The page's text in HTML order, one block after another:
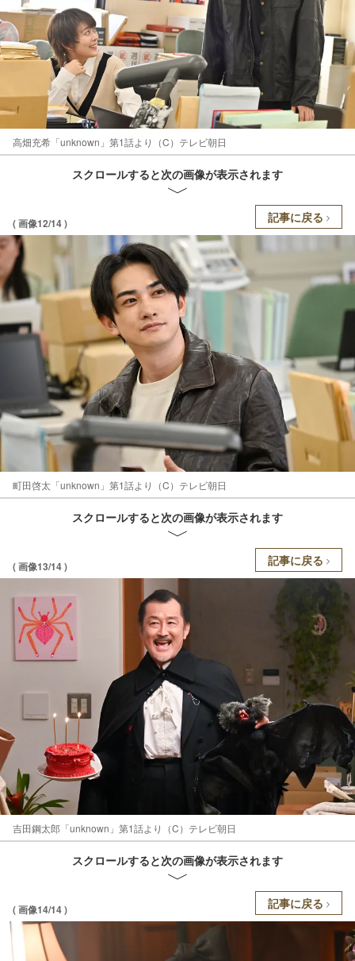
高畑充希「unknown」第1話より（C）テレビ朝日
スクロールすると次の画像が表示されます
( 画像12/14 ) 記事に戻る
町田啓太「unknown」第1話より（C）テレビ朝日
スクロールすると次の画像が表示されます
( 画像13/14 ) 記事に戻る
吉田鋼太郎「unknown」第1話より（C）テレビ朝日
スクロールすると次の画像が表示されます
( 画像14/14 ) 記事に戻る